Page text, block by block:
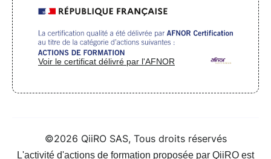
Voir le certificat délivré par l'AFNOR
©2026 QiiRO SAS, Tous droits réservés
L'activité d'actions de formation proposée par QiiRO est